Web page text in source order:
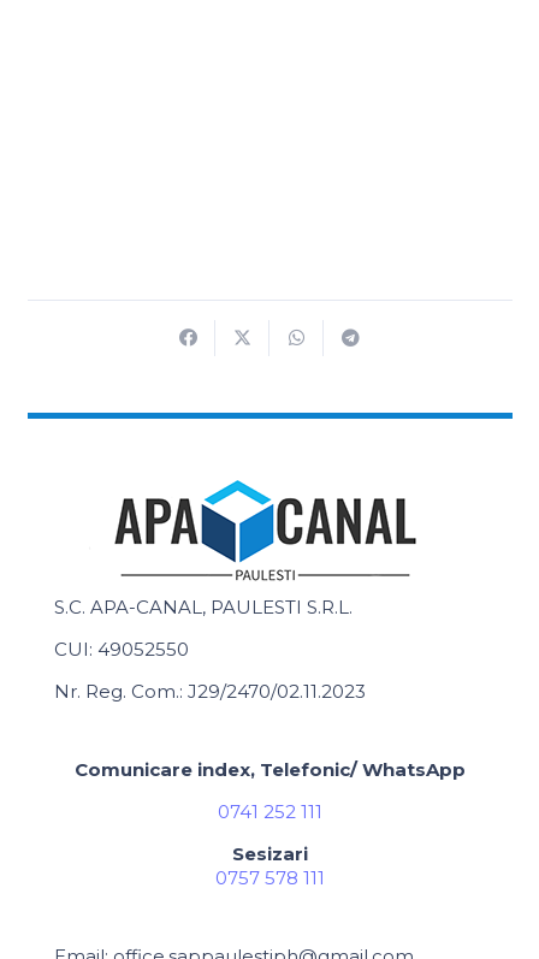
S.C. APA-CANAL, PAULESTI S.R.L.
CUI: 49052550
Nr. Reg. Com.: J29/2470/02.11.2023
Comunicare index, Telefonic/ WhatsApp
0741 252 111
Sesizari
0757 578 111